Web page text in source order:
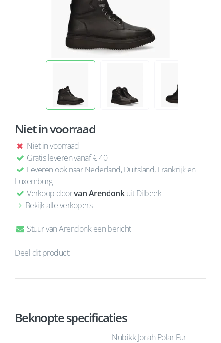
Niet in voorraad
Niet in voorraad
Gratis leveren vanaf € 40
Leveren ook naar Nederland, Duitsland, Frankrijk en
Luxemburg
Verkoop doorvan Arendonkuit Dilbeek
Bekijk alle verkopers
Stuur van Arendonk een bericht
Deel dit product:
Beknopte specificaties
Nubikk Jonah Polar Fur